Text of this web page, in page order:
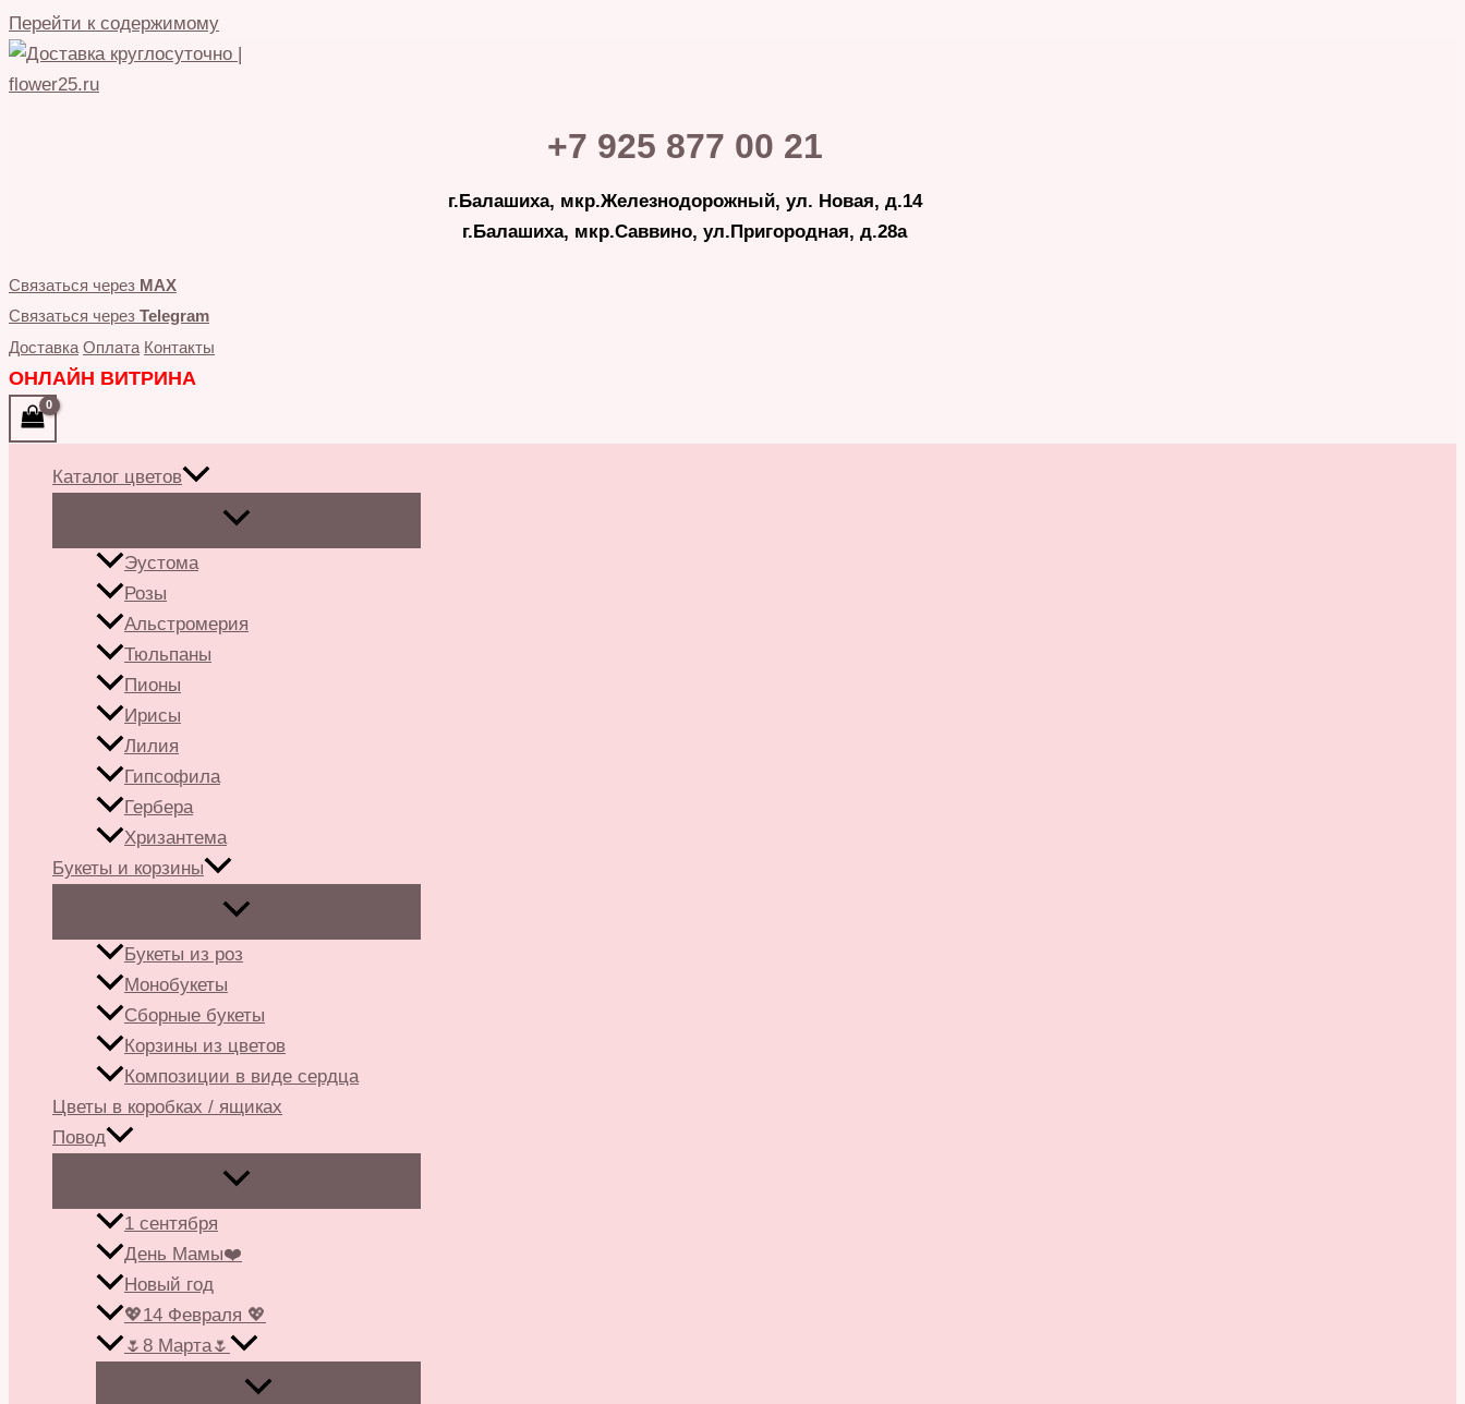
Перейти к содержимому
+7 925 877 00 21
г.Балашиха, мкр.Железнодорожный, ул. Новая, д.14
г.Балашиха, мкр.Саввино, ул.Пригородная, д.28а
Связаться через MAX
Связаться через Telegram
Доставка Оплата Контакты
ОНЛАЙН ВИТРИНА
Каталог цветов
Эустома
Розы
Альстромерия
Тюльпаны
Пионы
Ирисы
Лилия
Гипсофила
Гербера
Хризантема
Букеты и корзины
Букеты из роз
Монобукеты
Сборные букеты
Корзины из цветов
Композиции в виде сердца
Цветы в коробках / ящиках
Повод
1 сентября
День Мамы❤️
Новый год
💖14 Февраля 💖
🌷8 Марта🌷